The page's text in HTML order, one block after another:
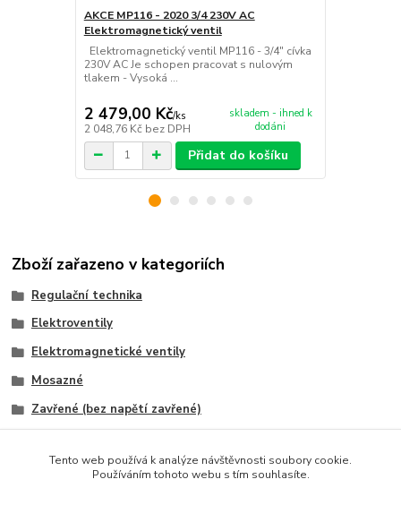
AKCE MP116 - 2020 3/4 230V AC
Elektromagnetický ventil
Elektromagnetický ventil MP116 - 3/4" cívka
230V AC Je schopen pracovat s nulovým
tlakem - Vysoká ...
2 479,00 Kč/ks
2 048,76 Kč bez DPH
skladem - ihned k
dodáni
Přidat do košíku
Zboží zařazeno v kategoriích
Regulační technika
Elektroventily
Elektromagnetické ventily
Mosazné
Zavřené (bez napětí zavřené)
Tento web používá k analýze návštěvnosti soubory cookie.
Používáním tohoto webu s tím souhlasíte.